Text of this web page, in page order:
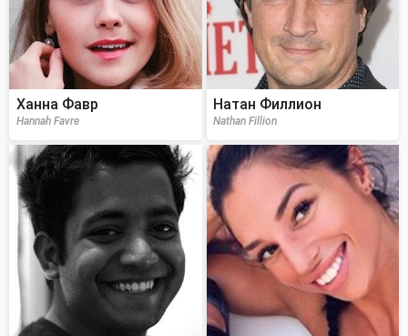
Ханна Фавр
Hannah Favre
Натан Филлион
Nathan Fillion